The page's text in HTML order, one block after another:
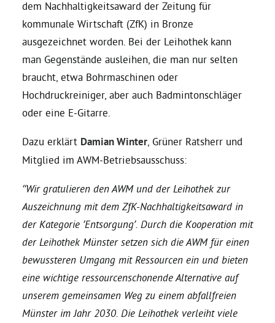
Robin Korte, MdL
Daniel Freund, MdEP
Delegierte
Ratsfraktion
Ratsmitglieder 2025 – 2030
Ratsanträge
Fraktionsgeschäftsstelle
Bezirksvertretungen
dem Nachhaltigkeitsaward der Zeitung für
kommunale Wirtschaft (ZfK) in Bronze
ausgezeichnet worden. Bei der Leihothek kann
man Gegenstände ausleihen, die man nur selten
braucht, etwa Bohrmaschinen oder
Hochdruckreiniger, aber auch Badmintonschläger
oder eine E-Gitarre.
Dazu erklärt Damian Winter , Grüner Ratsherr und
Mitglied im AWM-Betriebsausschuss:
“Wir gratulieren den AWM und der Leihothek zur
Auszeichnung mit dem ZfK-Nachhaltigkeitsaward in
der Kategorie ‘Entsorgung’. Durch die Kooperation mit
der Leihothek Münster setzen sich die AWM für einen
bewussteren Umgang mit Ressourcen ein und bieten
eine wichtige ressourcenschonende Alternative auf
unserem gemeinsamen Weg zu einem abfallfreien
Münster im Jahr 2030. Die Leihothek verleiht viele